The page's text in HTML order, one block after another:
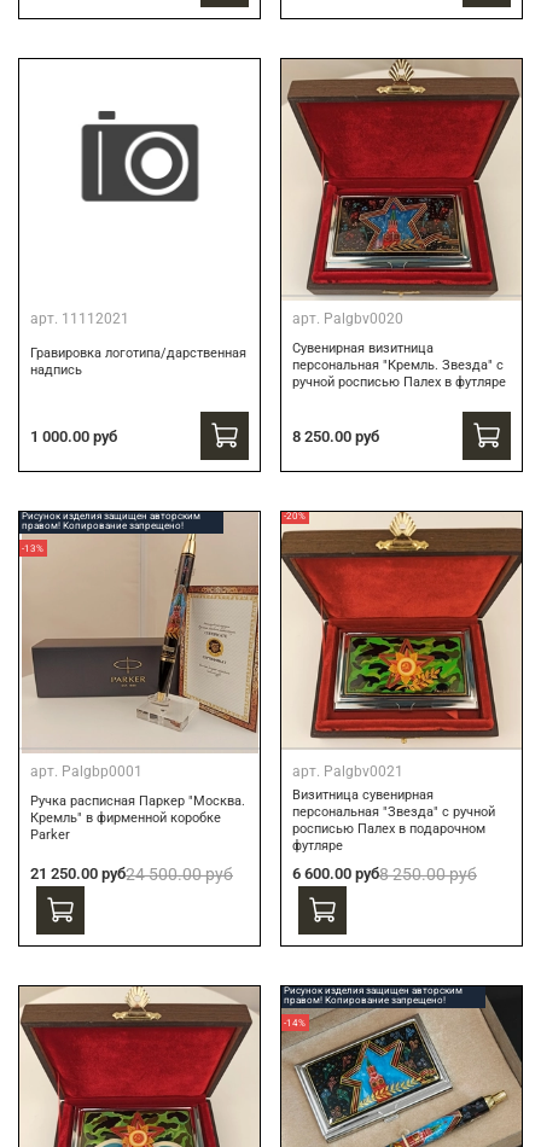
арт. 11112021
Гравировка логотипа/дарственная
надпись
1 000.00 руб
арт. Palgbv0020
Сувенирная визитница
персональная "Кремль. Звезда" с
ручной росписью Палех в футляре
8 250.00 руб
Рисунок изделия защищен авторским
правом! Копирование запрещено!
-13%
арт. Palgbp0001
Ручка расписная Паркер "Москва.
Кремль" в фирменной коробке
Parker
21 250.00 руб24 500.00 руб
-20%
арт. Palgbv0021
Визитница сувенирная
персональная "Звезда" с ручной
росписью Палех в подарочном
футляре
6 600.00 руб8 250.00 руб
Рисунок изделия защищен авторским
правом! Копирование запрещено!
-14%